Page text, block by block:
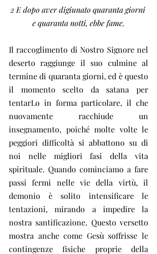
2 E dopo aver digiunato quaranta giorni
e quaranta notti, ebbe fame.
Il raccoglimento di Nostro Signore nel
deserto raggiunge il suo culmine al
termine di quaranta giorni, ed è questo
il momento scelto da satana per
tentarLo in forma particolare, il che
nuovamente racchiude un
insegnamento, poiché molte volte le
peggiori difficoltà si abbattono su di
noi nelle migliori fasi della vita
spirituale. Quando cominciamo a fare
passi fermi nelle vie della virtù, il
demonio è solito intensificare le
tentazioni, mirando a impedire la
nostra santificazione. Questo versetto
mostra anche come Gesù soffrisse le
contingenze fisiche proprie della